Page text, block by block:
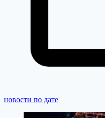
новости по дате